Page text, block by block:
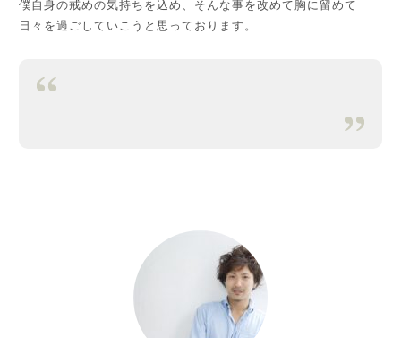
僕自身の戒めの気持ちを込め、そんな事を改めて胸に留めて
日々を過ごしていこうと思っております。